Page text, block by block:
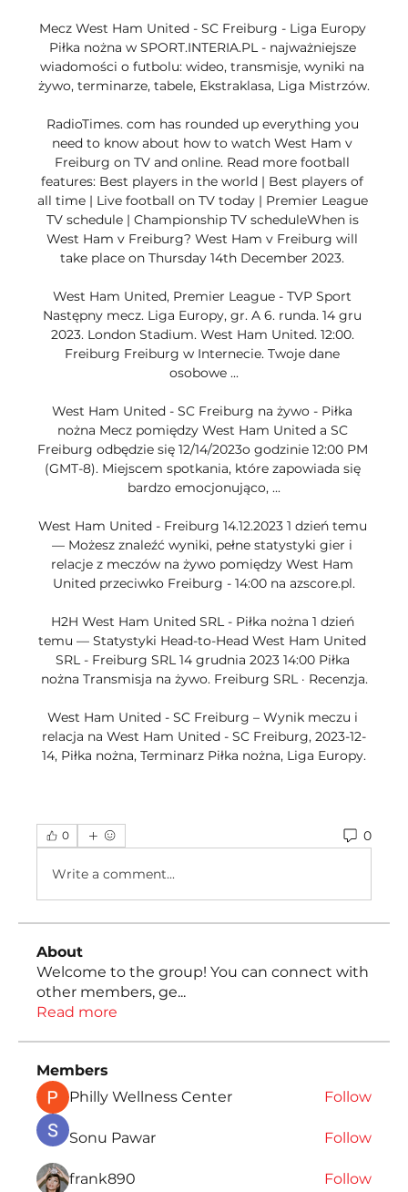
Mecz West Ham United - SC Freiburg - Liga Europy
Piłka nożna w SPORT.INTERIA.PL - najważniejsze
wiadomości o futbolu: wideo, transmisje, wyniki na
żywo, terminarze, tabele, Ekstraklasa, Liga Mistrzów.
RadioTimes. com has rounded up everything you
need to know about how to watch West Ham v
Freiburg on TV and online. Read more football
features: Best players in the world | Best players of
all time | Live football on TV today | Premier League
TV schedule | Championship TV scheduleWhen is
West Ham v Freiburg? West Ham v Freiburg will
take place on Thursday 14th December 2023.
West Ham United, Premier League - TVP Sport
Następny mecz. Liga Europy, gr. A 6. runda. 14 gru
2023. London Stadium. West Ham United. 12:00.
Freiburg Freiburg w Internecie. Twoje dane
osobowe ...
West Ham United - SC Freiburg na żywo - Piłka
nożna Mecz pomiędzy West Ham United a SC
Freiburg odbędzie się 12/14/2023o godzinie 12:00 PM
(GMT-8). Miejscem spotkania, które zapowiada się
bardzo emocjonująco, ...
West Ham United - Freiburg 14.12.2023 1 dzień temu
— Możesz znaleźć wyniki, pełne statystyki gier i
relacje z meczów na żywo pomiędzy West Ham
United przeciwko Freiburg - 14:00 na azscore.pl.
H2H West Ham United SRL - Piłka nożna 1 dzień
temu — Statystyki Head-to-Head West Ham United
SRL - Freiburg SRL 14 grudnia 2023 14:00 Piłka
nożna Transmisja na żywo. Freiburg SRL · Recenzja.
West Ham United - SC Freiburg – Wynik meczu i
relacja na West Ham United - SC Freiburg, 2023-12-
14, Piłka nożna, Terminarz Piłka nożna, Liga Europy.
0 0
Write a comment...
About
Welcome to the group! You can connect with
other members, ge...
Read more
Members
Philly Wellness Center
Follow
Sonu Pawar Follow
frank890 Follow